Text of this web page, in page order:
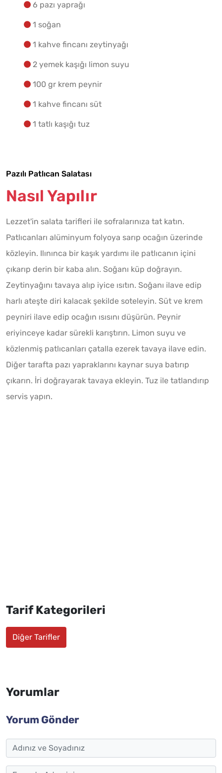
6 pazı yaprağı
1 soğan
1 kahve fincanı zeytinyağı
2 yemek kaşığı limon suyu
100 gr krem peynir
1 kahve fincanı süt
1 tatlı kaşığı tuz
Pazılı Patlıcan Salatası
Nasıl Yapılır
Lezzet'in salata tarifleri ile sofralarınıza tat katın.
Patlıcanları alüminyum folyoya sarıp ocağın üzerinde
közleyin. Ilınınca bir kaşık yardımı ile patlıcanın içini
çıkarıp derin bir kaba alın. Soğanı küp doğrayın.
Zeytinyağını tavaya alıp iyice ısıtın. Soğanı ilave edip
harlı ateşte diri kalacak şekilde soteleyin. Süt ve krem
peyniri ilave edip ocağın ısısını düşürün. Peynir
eriyinceye kadar sürekli karıştırın. Limon suyu ve
közlenmiş patlıcanları çatalla ezerek tavaya ilave edin.
Diğer tarafta pazı yapraklarını kaynar suya batırıp
çıkarın. İri doğrayarak tavaya ekleyin. Tuz ile tatlandırıp
servis yapın.
Tarif Kategorileri
Diğer Tarifler
Yorumlar
Yorum Gönder